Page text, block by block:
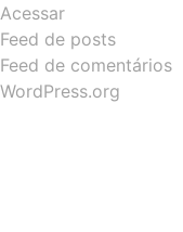
Acessar
Feed de posts
Feed de comentários
WordPress.org